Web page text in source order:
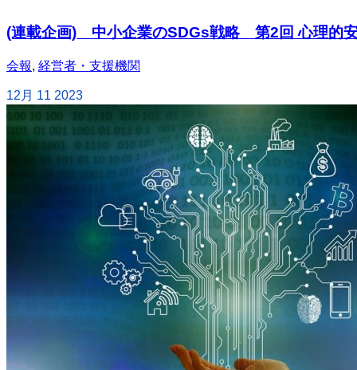
(連載企画) 中小企業のSDGs戦略 第2回 心理的
会報, 経営者・支援機関
12月 11 2023